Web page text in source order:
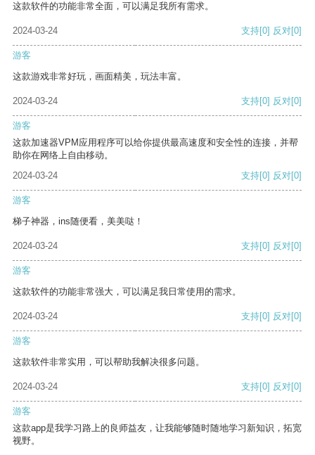
这款软件的功能非常全面，可以满足我所有需求。
2024-03-24 支持[0] 反对[0]
游客
这款游戏非常好玩，画面精美，玩法丰富。
2024-03-24 支持[0] 反对[0]
游客
这款加速器VPM应用程序可以给你提供最高速度和安全性的连接，并帮
助你在网络上自由移动。
2024-03-24
支持[0] 反对[0]
游客
梯子神器，ins随便看，美美哒！
2024-03-24 支持[0] 反对[0]
游客
这款软件的功能非常强大，可以满足我日常使用的需求。
2024-03-24 支持[0] 反对[0]
游客
这款软件非常实用，可以帮助我解决很多问题。
2024-03-24 支持[0] 反对[0]
游客
这款app是我学习路上的良师益友，让我能够随时随地学习新知识，拓宽
视野。